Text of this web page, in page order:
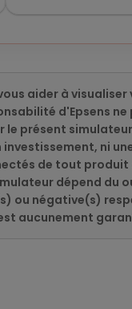
aider à
d'Epsens
le présent
ni
de tout produit
dépend du
ou négative(s)
aucunement